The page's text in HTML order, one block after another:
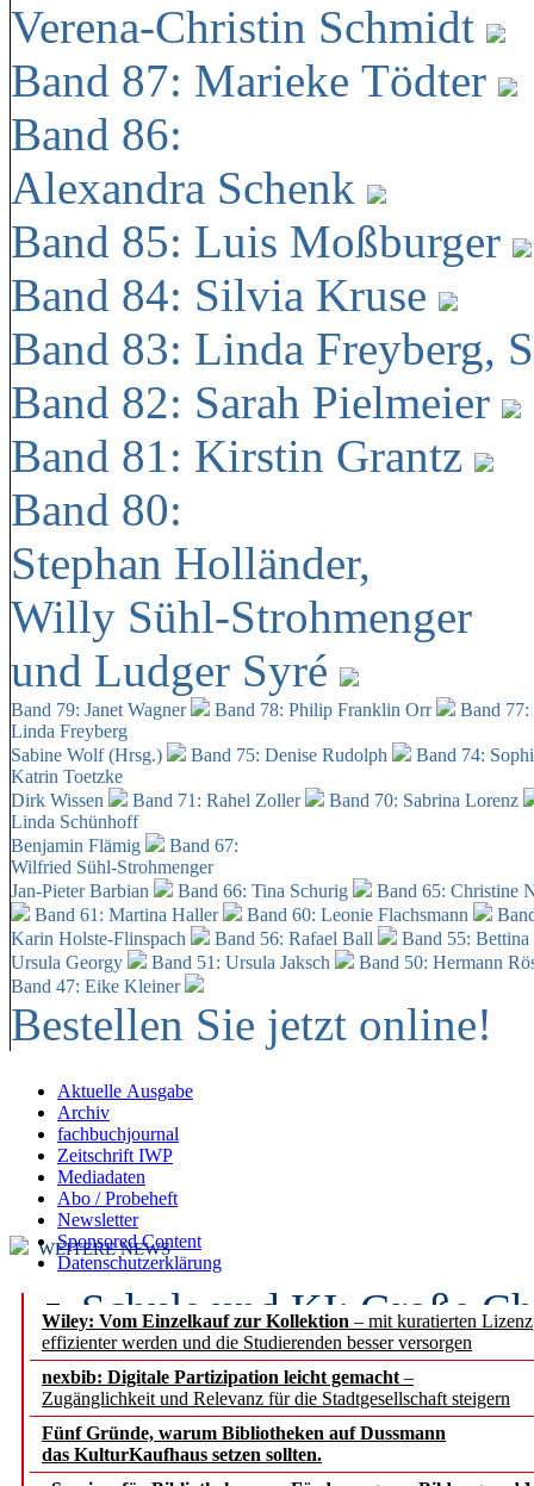
Verena-Christin Schmidt
Band 87: Marieke Tödter
Band 86:
Alexandra Schenk
Band 85: Luis Moßburger
Band 84: Silvia Kruse
Band 83: Linda Freyberg,
Band 82: Sarah Pielmeier
Band 81: Kirstin Grantz
Band 80:
Stephan Holländer,
Willy Sühl-Strohmenger
und Ludger Syré
Band 79: Janet Wagner Band 78: Philip Franklin Orr
Band
Linda Freyberg
Sabine Wolf (Hrsg.)
Band 75: Denise Rudolph
Band 74:
Katrin Toetzke
Dirk Wissen
Band 71: Rahel Zoller
Band 70: Sabrina Lorenz
Linda Schünhoff
Benjamin Flämig
Band 67:
Wilfried Sühl-Strohmenger
Jan-Pieter Barbian
Band 66: Tina Schurig
Band 65: Christine
Band 61: Martina Haller
Band 60: Leonie Flachsmann
Karin Holste-Flinspach
Band 56: Rafael Ball
Band 55:
Ursula Georgy
Band 51: Ursula Jaksch Band 50: Hermann
Band 47: Eike Kleiner
Bestellen Sie jetzt online!
Aktuelle Ausgabe
Archiv
fachbuchjournal
Zeitschrift IWP
Mediadaten
Abo / Probeheft
Newsletter
Sponsored Content
Datenschutzerklärung
Wiley: Vom Einzelkauf zur Kollektion – mit kuratierten
effizienter werden und die Studierenden besser versorgen
nexbib: Digitale Partizipation leicht gemacht –
Zugänglichkeit und Relevanz für die Stadtgesellschaft steigern
Fünf Gründe, warum Bibliotheken auf Dussmann
das KulturKaufhaus setzen sollten.
WEITERE NEWS
Schule und KI: Große
Voraussetzungen
Erfolgreiches erstes
Segment Research –